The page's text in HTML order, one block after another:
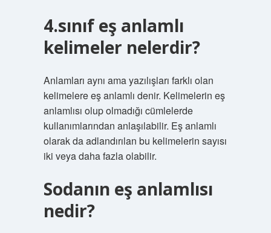
4.sınıf eş anlamlı
kelimeler nelerdir?
Anlamları aynı ama yazılışları farklı olan
kelimelere eş anlamlı denir. Kelimelerin eş
anlamlısı olup olmadığı cümlelerde
kullanımlarından anlaşılabilir. Eş anlamlı
olarak da adlandırılan bu kelimelerin sayısı
iki veya daha fazla olabilir.
Sodanın eş anlamlısı
nedir?